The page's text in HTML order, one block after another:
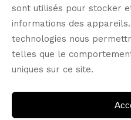
sont utilisés pour stocker
informations des
technologies nous
telles que le
uniques sur ce site.